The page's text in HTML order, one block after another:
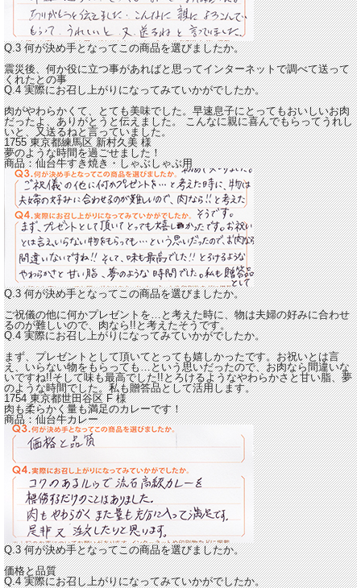
Q.3 何が決め手となってこの商品を選びましたか。
震災後、何か役に立つ事があればと思ってインターネットで調べて送って
くれたとの事
Q.4 実際にお召し上がりになってみていかがでしたか。
肉がやわらかくて、とても美味でした。早速息子にとってもおいしいお肉
だったよ、ありがとうと伝えました。 こんなに親に喜んでもらってうれし
いと、又送るねと言っていました。
1755 東京都練馬区新村久美様
夢のような時間を過ごせました！
商品：仙台牛すき焼き・しゃぶしゃぶ用
Q.3 何が決め手となってこの商品を選びましたか。
ご祝儀の他に何かプレゼントを…と考えた時に、物は夫婦の好みに合わせ
るのが難しいので、肉なら!!と考えたそうです。
Q.4 実際にお召し上がりになってみていかがでしたか。
まず、プレゼントとして頂いてとっても嬉しかったです。お祝いとは言
え、いらない物をもらっても…という思いだったので、お肉なら間違いな
いですね!!そして味も最高でした!!とろけるようなやわらかさと甘い脂、夢
のような時間でした。私も贈答品として活用します。
1754 東京都世田谷区F様
肉も柔らかく量も満足のカレーです！
商品：仙台牛カレー
Q.3 何が決め手となってこの商品を選びましたか。
価格と品質
Q.4 実際にお召し上がりになってみていかがでしたか。